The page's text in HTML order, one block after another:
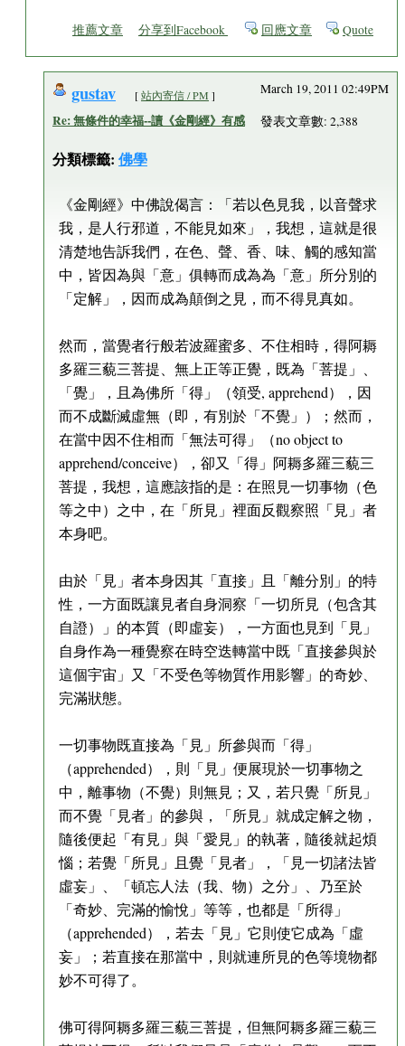
推薦文章 分享到Facebook 回應文章 Quote
gustav [站內寄信 / PM ]
Re: 無條件的幸福--讀《金剛經》有感
分類標籤: 佛學
March 19, 2011 02:49PM
發表文章數: 2,388
《金剛經》中佛說偈言：「若以色見我，以音聲求
我，是人行邪道，不能見如來」，我想，這就是很
清楚地告訴我們，在色、聲、香、味、觸的感知當
中，皆因為與「意」俱轉而成為為「意」所分別的
「定解」，因而成為顛倒之見，而不得見真如。
然而，當覺者行般若波羅蜜多、不住相時，得阿耨
多羅三藐三菩提、無上正等正覺，既為「菩提」、
「覺」，且為佛所「得」（領受, apprehend），因
而不成斷滅虛無（即，有別於「不覺」）；然而，
在當中因不住相而「無法可得」（no object to
apprehend/conceive），卻又「得」阿耨多羅三藐三
菩提，我想，這應該指的是：在照見一切事物（色
等之中）之中，在「所見」裡面反觀察照「見」者
本身吧。
由於「見」者本身因其「直接」且「離分別」的特
性，一方面既讓見者自身洞察「一切所見（包含其
自證）」的本質（即虛妄），一方面也見到「見」
自身作為一種覺察在時空迭轉當中既「直接參與於
這個宇宙」又「不受色等物質作用影響」的奇妙、
完滿狀態。
一切事物既直接為「見」所參與而「得」
（apprehended），則「見」便展現於一切事物之
中，離事物（不覺）則無見；又，若只覺「所見」
而不覺「見者」的參與，「所見」就成定解之物，
隨後便起「有見」與「愛見」的執著，隨後就起煩
惱；若覺「所見」且覺「見者」，「見一切諸法皆
虛妄」、「頓忘人法（我、物）之分」、乃至於
「奇妙、完滿的愉悅」等等，也都是「所得」
（apprehended），若去「見」它則使它成為「虛
妄」；若直接在那當中，則就連所見的色等境物都
妙不可得了。
佛可得阿耨多羅三藐三菩提，但無阿耨多羅三藐三